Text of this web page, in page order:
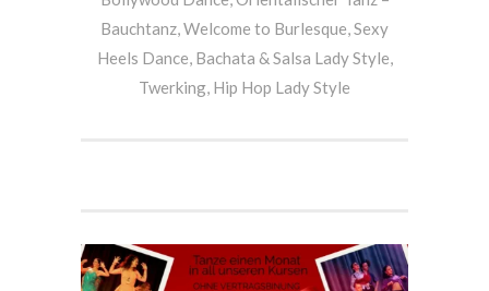
Bauchtanz, Welcome to Burlesque, Sexy
Heels Dance, Bachata & Salsa Lady Style,
Twerking, Hip Hop Lady Style